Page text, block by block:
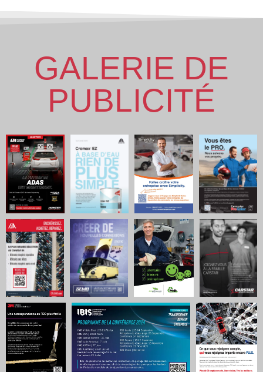
GALERIE DE
PUBLICITÉ